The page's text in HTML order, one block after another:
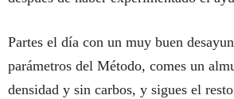
Partes el día con un muy buen
parámetros del Método, comes un
densidad y sin carbos, y sigues el